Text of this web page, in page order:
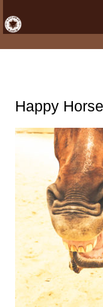
VERANSTALTUNGEN
PFERDEHALTUNG
REITANLAGE
GASTBOXEN
DER VEREIN
KONTAKT
IMPRESSUM
DATENSCHUTZ
Happy